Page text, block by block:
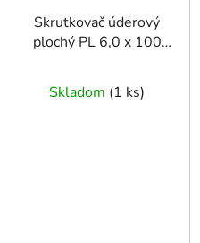
Skrutkovač úderový
plochý PL 6,0 x 100
Skladom (1 ks)